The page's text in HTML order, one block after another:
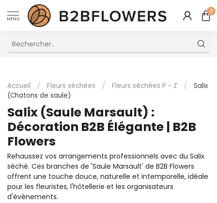
MENU
0
Accueil / Fleurs séchées / Fleurs séchées P - Z /
Salix
(Chatons de saule)
Salix (Saule Marsault) :
Décoration B2B Élégante | B2B
Flowers
Rehaussez vos arrangements professionnels avec du Salix
séché. Ces branches de 'Saule Marsault' de B2B Flowers
offrent une touche douce, naturelle et intemporelle, idéale
pour les fleuristes, l'hôtellerie et les organisateurs
d'événements.